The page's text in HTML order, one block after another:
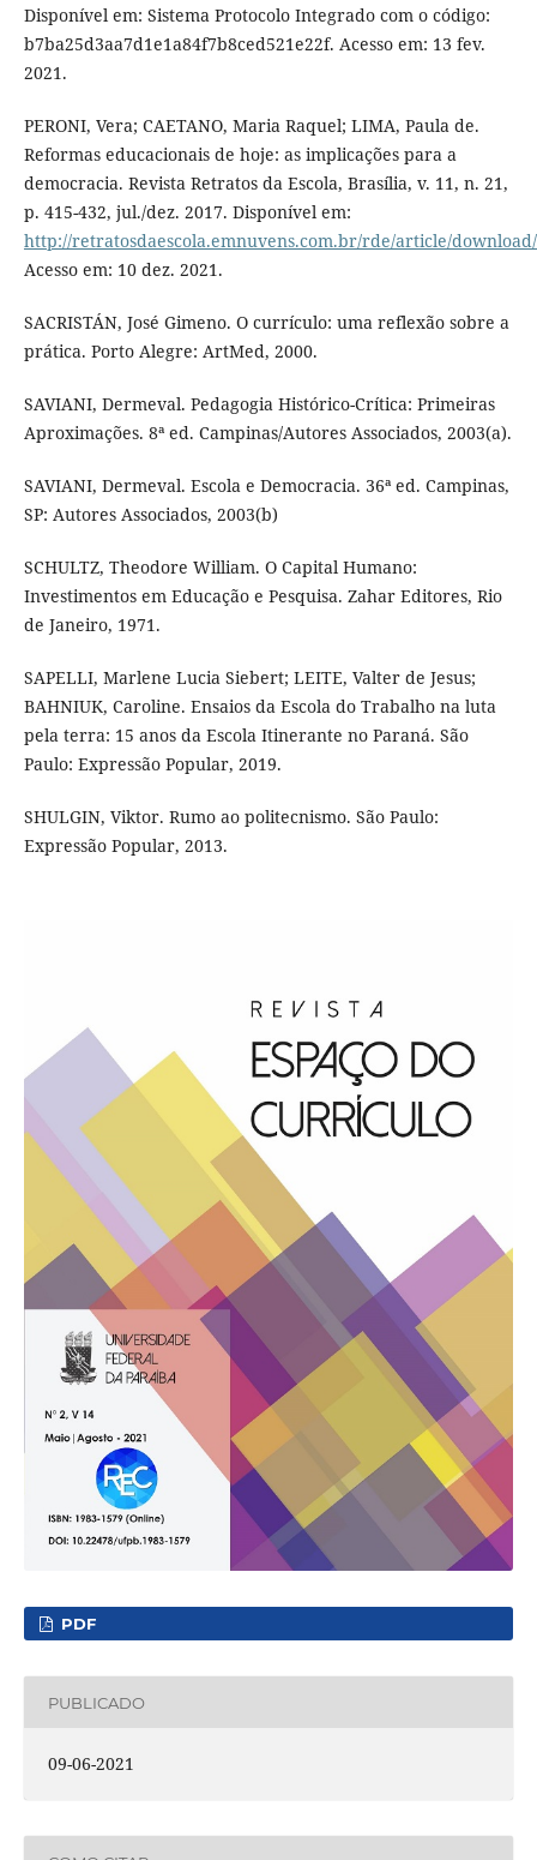
Disponível em: Sistema Protocolo Integrado com o código:
b7ba25d3aa7d1e1a84f7b8ced521e22f. Acesso em: 13 fev.
2021.
PERONI, Vera; CAETANO, Maria Raquel; LIMA, Paula de.
Reformas educacionais de hoje: as implicações para a
democracia. Revista Retratos da Escola, Brasília, v. 11, n. 21,
p. 415-432, jul./dez. 2017. Disponível em:
http://retratosdaescola.emnuvens.com.br/rde/article/
Acesso em: 10 dez. 2021.
SACRISTÁN, José Gimeno. O currículo: uma reflexão sobre a
prática. Porto Alegre: ArtMed, 2000.
SAVIANI, Dermeval. Pedagogia Histórico-Crítica: Primeiras
Aproximações. 8ª ed. Campinas/Autores Associados, 2003(a).
SAVIANI, Dermeval. Escola e Democracia. 36ª ed. Campinas,
SP: Autores Associados, 2003(b)
SCHULTZ, Theodore William. O Capital Humano:
Investimentos em Educação e Pesquisa. Zahar Editores, Rio
de Janeiro, 1971.
SAPELLI, Marlene Lucia Siebert; LEITE, Valter de Jesus;
BAHNIUK, Caroline. Ensaios da Escola do Trabalho na luta
pela terra: 15 anos da Escola Itinerante no Paraná. São
Paulo: Expressão Popular, 2019.
SHULGIN, Viktor. Rumo ao politecnismo. São Paulo:
Expressão Popular, 2013.
PDF
PUBLICADO
09-06-2021